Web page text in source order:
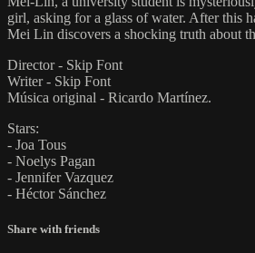
girl, asking for a glass of water. After this
Mei Lin discovers a shocking truth about
Director - Skip Font
Writer - Skip Font
Música original - Ricardo Martínez.
Stars:
- Joa Tous
- Noelys Pagan
- Jennifer Vazquez
- Héctor Sánchez
Share with friends